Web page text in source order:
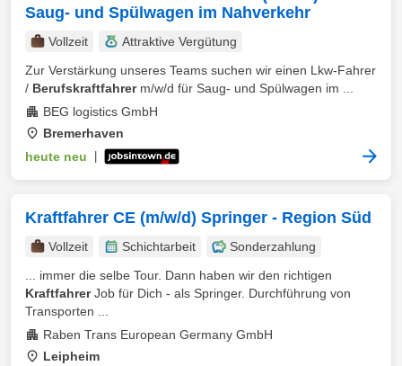
Saug- und Spülwagen im Nahverkehr
Vollzeit
Attraktive Vergütung
Zur Verstärkung unseres Teams suchen wir einen Lkw-Fahrer
/ Berufskraftfahrerm/w/d für Saug- und Spülwagen im ...
BEG logistics GmbH
Bremerhaven
heute neu
Kraftfahrer CE (m/w/d) Springer - Region Süd
Vollzeit Schichtarbeit
Sonderzahlung
... immer die selbe Tour. Dann haben wir den richtigen
KraftfahrerJob für Dich - als Springer. Durchführung von
Transporten ...
Raben Trans European Germany GmbH
Leipheim